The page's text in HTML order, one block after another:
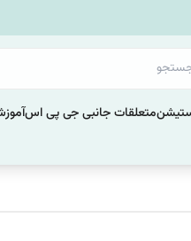
متعلقات جانبی جی پی اس